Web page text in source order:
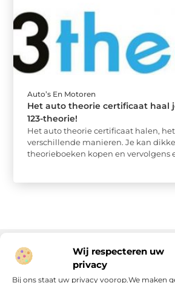
Wij respecteren uw
privacy
Bij ons staat uw privacy voorop.We maken
Auto’s En Motoren
Het auto theorie certificaat haal
123-theorie!
Het auto theorie certificaat halen,
verschillende manieren. Je kan
theorieboeken kopen en vervolgens
Onze informatie